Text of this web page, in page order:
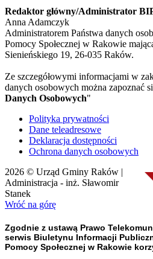
Redaktor główny/Administrator
Anna Adamczyk
Administratorem Państwa danych
Pomocy Społecznej w Rakowie
Sienieńskiego 19, 26-035 Raków.
Ze szczegółowymi informacjami w
danych osobowych można zapoznać
Danych Osobowych"
Polityka prywatności
Dane teleadresowe
Deklaracja dostępności
Ochrona danych osobowych
2026 © Urząd Gminy Raków |
Administracja - inż. Sławomir
Stanek
Wróć na górę
Zgodnie z ustawą Prawo
serwis Biuletynu Informacji
Pomocy Społecznej w Rakowie